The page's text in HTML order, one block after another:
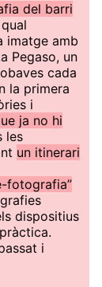
del barri
imatge amb
Pegaso, un
cada
la primera
i
ja no hi
les
un itinerari
fotografia”
dispositius
i